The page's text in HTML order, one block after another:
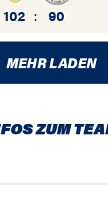
102 : 90
MEHR LADEN
ZUM